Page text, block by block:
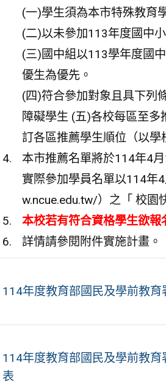
(一)學生須為本市特殊教育
(二)以未參加113年度國中
(三)國中組以113學年度國
優生為優先。
(四)符合參加對象且具下列
障礙學生 (五)各校每區至
訂各區推薦學生順位（以學
本市推薦名單將於114年4
實際參加學員名單以114年
w.ncue.edu.tw/）之「 校園
本校若有符合資格學生欲
詳情請參閱附件實施計畫。
114年度教育部國民及學前教
114年度教育部國民及學前教
表